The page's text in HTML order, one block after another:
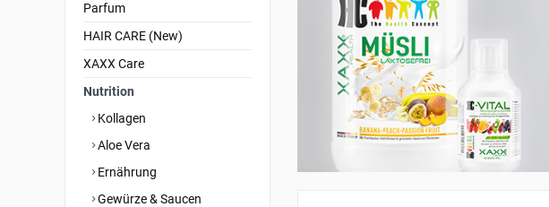
Parfum
HAIR CARE (New)
XAXX Care
Nutrition
Kollagen
Aloe Vera
Ernährung
Gewürze & Saucen